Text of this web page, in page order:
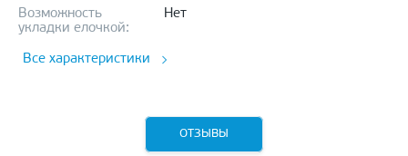
Возможность
укладки елочкой:
Нет
Все характеристики
ОТЗЫВЫ